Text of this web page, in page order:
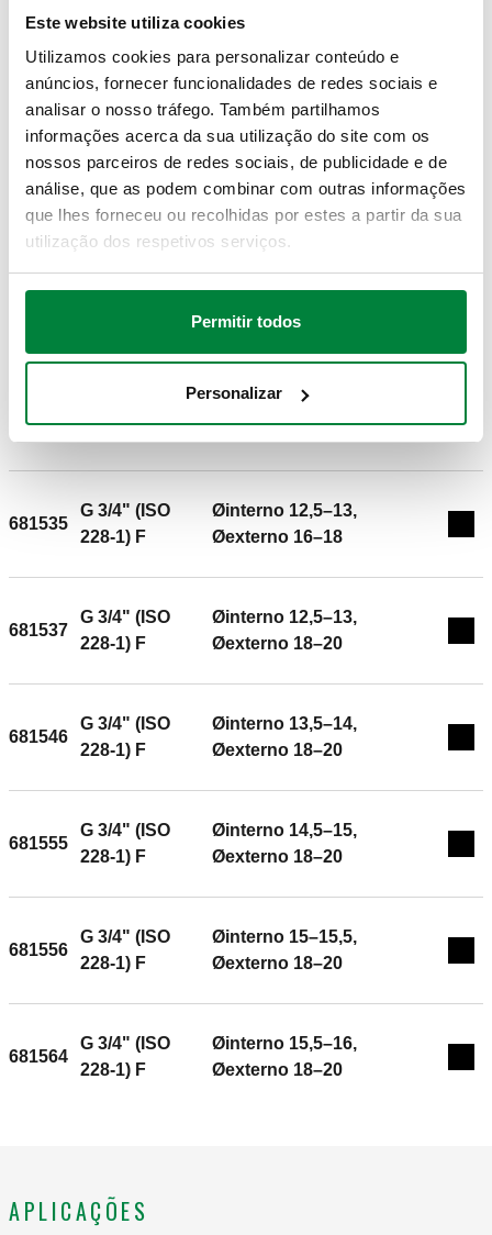
Este website utiliza cookies
Utilizamos cookies para personalizar conteúdo e
anúncios, fornecer funcionalidades de redes sociais e
analisar o nosso tráfego. Também partilhamos
informações acerca da sua utilização do site com os
nossos parceiros de redes sociais, de publicidade e de
análise, que as podem combinar com outras informações
que lhes forneceu ou recolhidas por estes a partir da sua
utilização dos respetivos serviços.
Permitir todos
Personalizar
G 3/4" (ISO
228-1) F
Øinterno 10,5–11,
Øexterno 14–16
G 3/4" (ISO
228-1) F
Øinterno 10,5–11,
Øexterno 16–18
Øexterno 14–16
681526
228-1) F
Øinterno 11,5–12,
Øexterno 16–18
681535
G 3/4" (ISO
228-1) F
Øinterno 12,5–13,
Øexterno 16–18
681537
G 3/4" (ISO
228-1) F
Øinterno 12,5–13,
Øexterno 18–20
681546
G 3/4" (ISO
228-1) F
Øinterno 13,5–14,
Øexterno 18–20
681555
G 3/4" (ISO
228-1) F
Øinterno 14,5–15,
Øexterno 18–20
681556
G 3/4" (ISO
228-1) F
Øinterno 15–15,5,
Øexterno 18–20
681564
G 3/4" (ISO
228-1) F
Øinterno 15,5–16,
Øexterno 18–20
APLICAÇÕES